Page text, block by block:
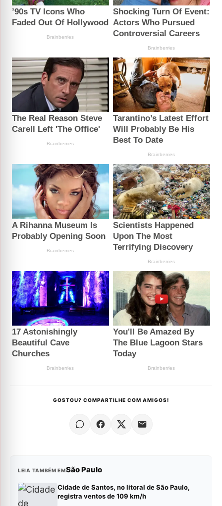
GOSTOU? COMPARTILHE COM AMIGOS!
LEIA TAMBÉM EMSão Paulo
Cidade de Santos, no litoral de São Paulo,
registra ventos de 109 km/h